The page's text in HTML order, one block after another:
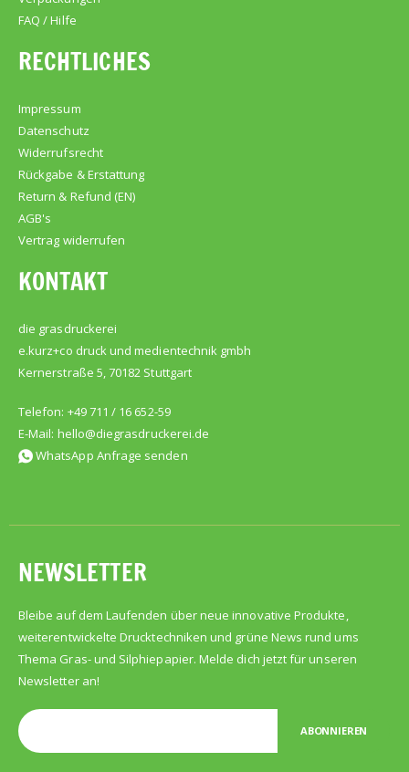
FAQ / Hilfe
RECHTLICHES
Impressum
Datenschutz
Widerrufsrecht
Rückgabe & Erstattung
Return & Refund (EN)
AGB's
Vertrag widerrufen
KONTAKT
die grasdruckerei
e.kurz+co druck und medientechnik gmbh
Kernerstraße 5, 70182 Stuttgart
Telefon: +49 711 / 16 652-59
E-Mail: hello@diegrasdruckerei.de
WhatsApp Anfrage senden
NEWSLETTER
Bleibe auf dem Laufenden über neue innovative Produkte,
weiterentwickelte Drucktechniken und grüne News rund ums
Thema Gras- und Silphiepapier. Melde dich jetzt für unseren
Newsletter an!
ABONNIEREN